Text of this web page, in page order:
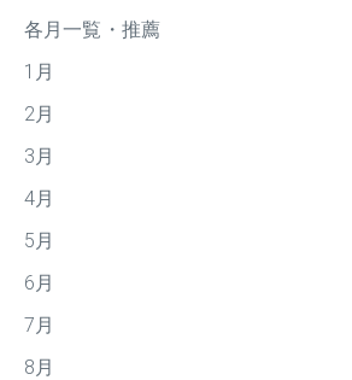
各月一覧・推薦
1月
2月
3月
4月
5月
6月
7月
8月